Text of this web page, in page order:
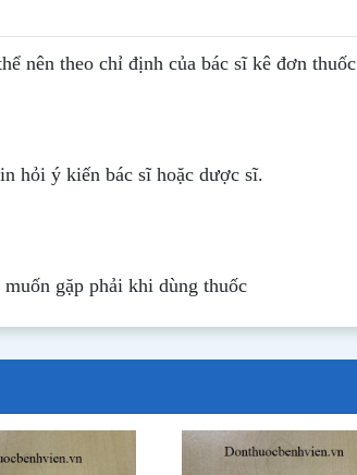
nên theo chỉ định của bác sĩ kê đơn thuốc
hỏi ý kiến bác sĩ hoặc dược sĩ.
gặp phải khi dùng thuốc